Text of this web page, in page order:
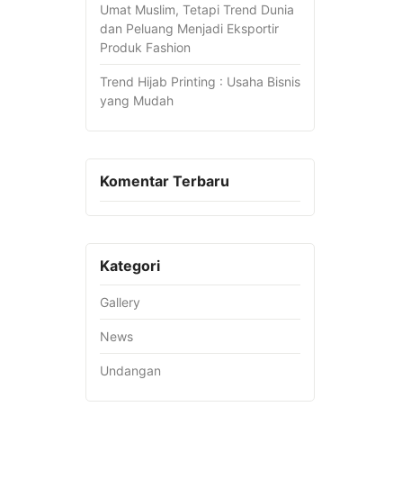
Umat Muslim, Tetapi Trend Dunia
dan Peluang Menjadi Eksportir
Produk Fashion
Trend Hijab Printing : Usaha Bisnis
yang Mudah
Komentar Terbaru
Kategori
Gallery
News
Undangan